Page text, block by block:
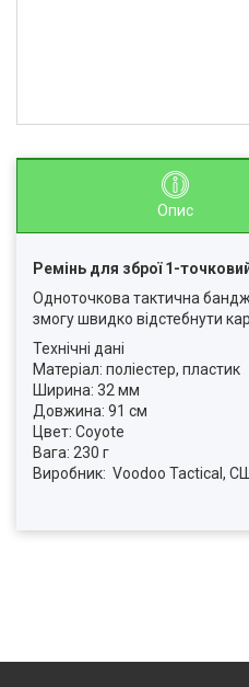
Опис
Ремінь для зброї 1-
Одноточкова тактична
змогу швидко відстебнути
Технічні дані
Матеріал: поліестер, пластик
Ширина: 32 мм
Довжина: 91 см
Цвет: Coyote
Вага: 230 г
Виробник: Voodoo Tactical,